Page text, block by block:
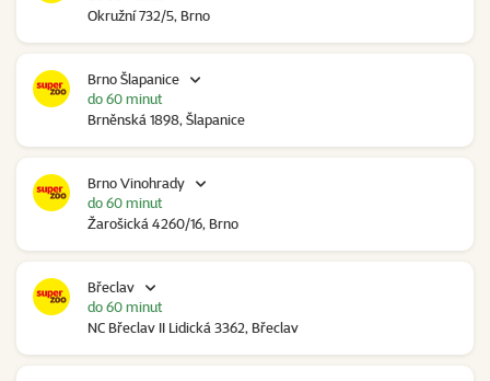
Okružní 732/5, Brno
Brno Šlapanice
Brněnská 1898, Šlapanice
do 60 minut
Brno Vinohrady
Žarošická 4260/16, Brno
do 60 minut
Břeclav
NC Břeclav II Lidická 3362, Břeclav
do 60 minut